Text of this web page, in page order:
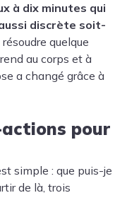
à dix minutes qui
discrète soit-
quelque
au corps et à
a changé grâce à
pour
simple : que puis-je
de là, trois